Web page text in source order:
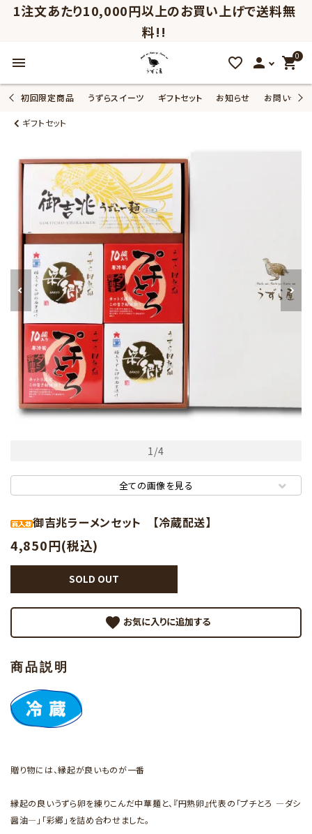
1注文あたり10,000円以上のお買い上げで送料無
料!!
menu favorite_outline person 0
shopping_cart
初回限定商品 うずらスイーツ ギフトセット お知らせ お問い合わ
ギフトセット
1/4
全ての画像を見る
御吉兆ラーメンセット 【冷蔵配送】
4,850円(税込)
SOLD OUT
favorite
商品説明
贈り物には、縁起が良いものが一番
縁起の良いうずら卵を練りこんだ中華麺と、『円熟卵』代表の「プチとろ ―ダシ
醤油―」「彩郷」を詰め合わせました。